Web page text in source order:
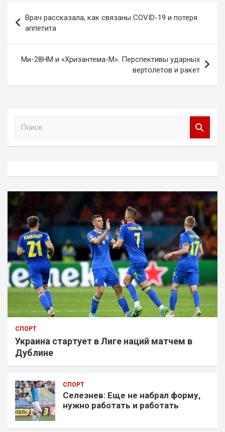
по
записям
Врач рассказала, как связаны COVID-19 и потеря
аппетита
Ми-28НМ и «Хризантема-М». Перспективы ударных
вертолетов и ракет
СПОРТ
Украина стартует в Лиге наций матчем в
Дублине
СПОРТ
Селезнев: Еще не набрал форму,
нужно работать и работать